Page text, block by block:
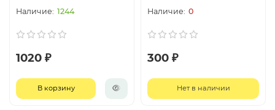
1244
1020 ₽
В корзину
0
300 ₽
Нет в наличии